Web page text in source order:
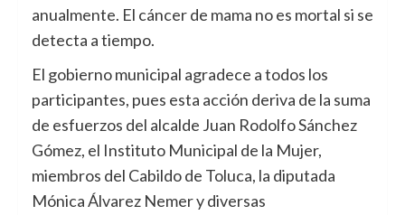
anualmente. El cáncer de mama no es mortal si se
detecta a tiempo.
El gobierno municipal agradece a todos los
participantes, pues esta acción deriva de la suma
de esfuerzos del alcalde Juan Rodolfo Sánchez
Gómez, el Instituto Municipal de la Mujer,
miembros del Cabildo de Toluca, la diputada
Mónica Álvarez Nemer y diversas